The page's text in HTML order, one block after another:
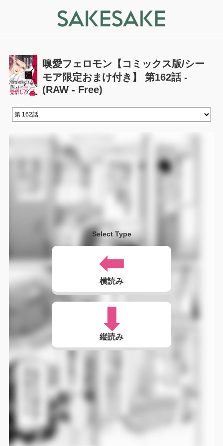
嗅愛フェロモン【コミックス版/シー
モア限定おまけ付き】 第162話 -
(RAW - Free)
Select Type
横読み
縦読み